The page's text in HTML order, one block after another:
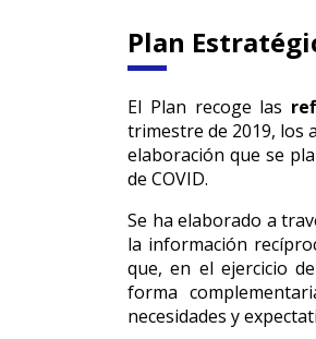
Plan
El Plan recoge las
trimestre de 2019, los
elaboración que se
de COVID.
Se ha elaborado a
la información
que, en el ejercicio
forma
necesidades y